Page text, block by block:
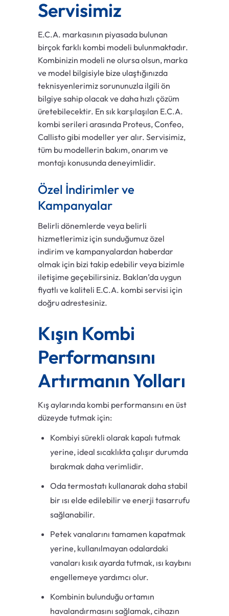
Servisimiz
E.C.A. markasının piyasada bulunan
birçok farklı kombi modeli bulunmaktadır.
Kombinizin modeli ne olursa olsun, marka
ve model bilgisiyle bize ulaştığınızda
teknisyenlerimiz sorununuzla ilgili ön
bilgiye sahip olacak ve daha hızlı çözüm
üretebilecektir. En sık karşılaşılan E.C.A.
kombi serileri arasında Proteus, Confeo,
Callisto gibi modeller yer alır. Servisimiz,
tüm bu modellerin bakım, onarım ve
montajı konusunda deneyimlidir.
Özel İndirimler ve
Kampanyalar
Belirli dönemlerde veya belirli
hizmetlerimiz için sunduğumuz özel
indirim ve kampanyalardan haberdar
olmak için bizi takip edebilir veya bizimle
iletişime geçebilirsiniz. Baklan’da uygun
fiyatlı ve kaliteli E.C.A. kombi servisi için
doğru adrestesiniz.
Kışın Kombi
Performansını
Artırmanın Yolları
Kış aylarında kombi performansını en üst
düzeyde tutmak için:
Kombiyi sürekli olarak kapalı tutmak
yerine, ideal sıcaklıkta çalışır durumda
bırakmak daha verimlidir.
Oda termostatı kullanarak daha stabil
bir ısı elde edilebilir ve enerji tasarrufu
sağlanabilir.
Petek vanalarını tamamen kapatmak
yerine, kullanılmayan odalardaki
vanaları kısık ayarda tutmak, ısı kaybını
engellemeye yardımcı olur.
Kombinin bulunduğu ortamın
havalandırmasını sağlamak, cihazın